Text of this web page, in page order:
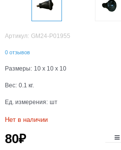
Артикул: GM24-P01955
0 отзывов
Размеры: 10 x 10 x 10
Вес: 0.1 кг.
Ед. измерения: шт
Нет в наличии
80₽